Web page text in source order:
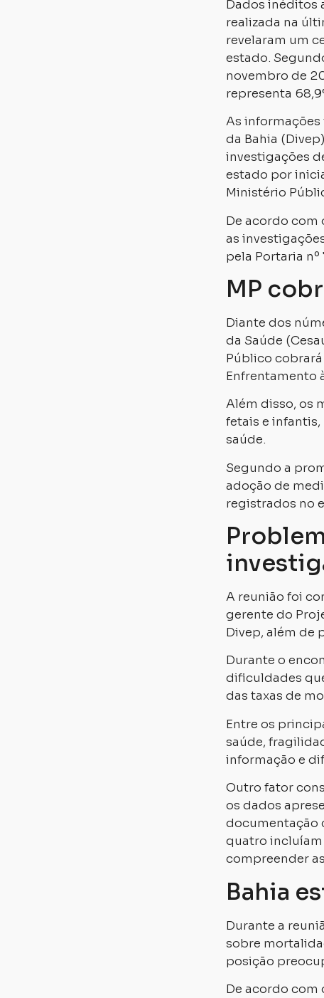
Dados inéditos
realizada na
revelaram um
estado.
novembro de
representa
As
da Bahia
investigações
estado por
Ministério
De acordo com
as
pela Portaria
MP
Diante dos
da Saúde
Público
Enfrentamento
Além disso, os
fetais e
saúde.
Segundo a
adoção de
registrados no
A reunião foi
gerente do
Divep, além de
Durante o
dificuldades
das taxas de
Entre os
saúde,
informação e
Outro fator
os dados
documentação
quatro
compreender
Bahia
Durante a
sobre
posição
De acordo com